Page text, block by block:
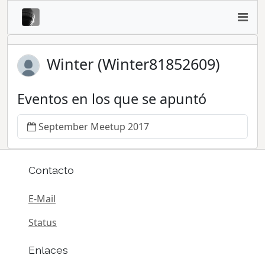
Winter (Winter81852609)
Eventos en los que se apuntó
September Meetup 2017
Contacto
E-Mail
Status
Enlaces